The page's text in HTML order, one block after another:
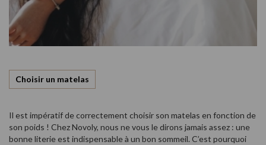
Choisir un matelas
Il est impératif de correctement choisir son matelas en fonction de
son poids ! Chez Novoly, nous ne vous le dirons jamais assez : une
bonne literie est indispensable à un bon sommeil. C’est pourquoi